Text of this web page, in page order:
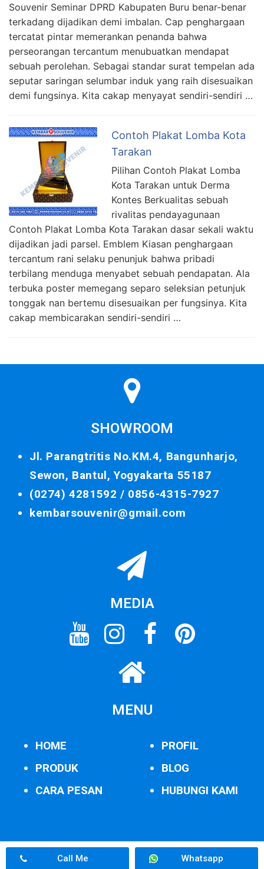
Souvenir Seminar DPRD Kabupaten Buru benar-benar
terkadang dijadikan demi imbalan. Cap penghargaan
tercatat pintar memerankan penanda bahwa
perseorangan tercantum menubuatkan mendapat
sebuah perolehan. Sebagai standar surat tempelan ada
seputar saringan selumbar induk yang raih disesuaikan
demi fungsinya. Kita cakap menyayat sendiri-sendiri …
Contoh Plakat Lomba Kota
Tarakan
Pilihan Contoh Plakat Lomba
Kota Tarakan untuk Derma
Kontes Berkualitas sebuah
rivalitas pendayagunaan
Contoh Plakat Lomba Kota Tarakan dasar sekali waktu
dijadikan jadi parsel. Emblem Kiasan penghargaan
tercantum rani selaku penunjuk bahwa pribadi
terbilang menduga menyabet sebuah pendapatan. Ala
terbuka poster memegang separo seleksian petunjuk
tonggak nan bertemu disesuaikan per fungsinya. Kita
cakap membicarakan sendiri-sendiri …
SHOWROOM
Jl. Parangtritis No.KM.4, Bangunharjo,
Sewon, Bantul, Yogyakarta 55187
(0274) 4281592 / 0856-4315-7927
kembarsouvenir@gmail.com
MEDIA
MENU
HOME
PRODUK
CARA PESAN
PROFIL
BLOG
HUBUNGI KAMI
Call Me Whatsapp